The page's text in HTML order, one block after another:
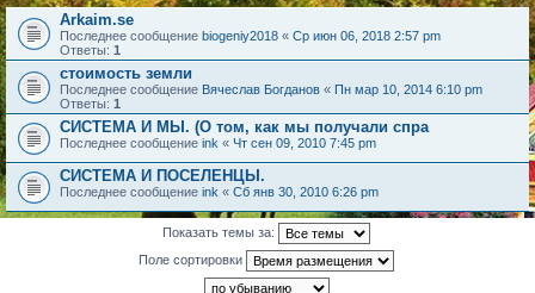
Arkaim.se
Последнее сообщение biogeniy2018 « Ср июн 06, 2018 2:57 pm
Ответы: 1
стоимость земли
Последнее сообщение Вячеслав Богданов « Пн мар 10, 2014 6:10 pm
Ответы: 1
СИСТЕМА И МЫ. (О том, как мы получали спра
Последнее сообщение ink « Чт сен 09, 2010 7:45 pm
СИСТЕМА И ПОСЕЛЕНЦЫ.
Последнее сообщение ink « Сб янв 30, 2010 6:26 pm
Показать темы за:
Поле сортировки